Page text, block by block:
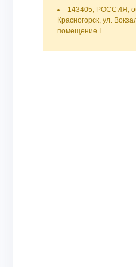
143405, РОССИЯ,
Красногорск, ул.
помещение I